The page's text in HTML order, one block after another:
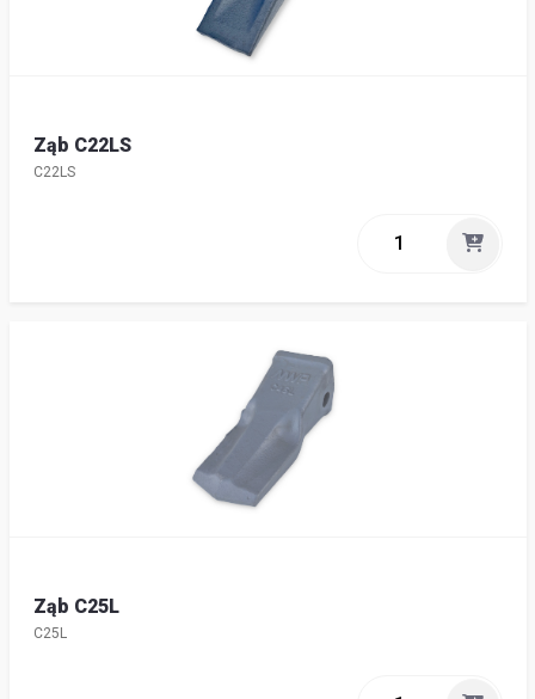
Ząb C22LS
C22LS
Ząb C25L
C25L